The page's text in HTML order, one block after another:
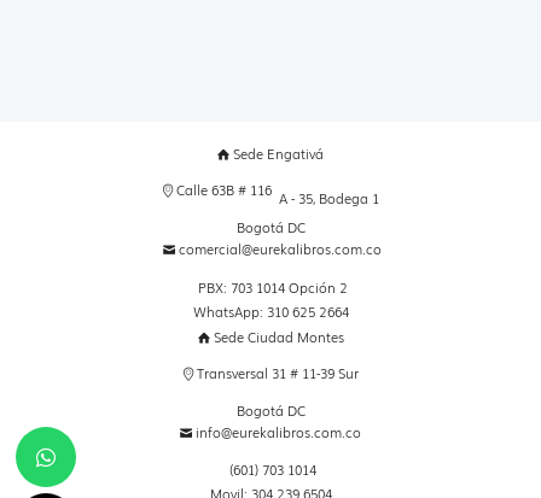
Sede Engativá
Calle 63B # 116 A - 35, Bodega 1
Bogotá DC
comercial@eurekalibros.com.co
PBX: 703 1014 Opción 2
WhatsApp: 310 625 2664
Sede Ciudad Montes
Transversal 31 # 11-39 Sur
Bogotá DC
info@eurekalibros.com.co
(601) 703 1014
Movil: 304 239 6504